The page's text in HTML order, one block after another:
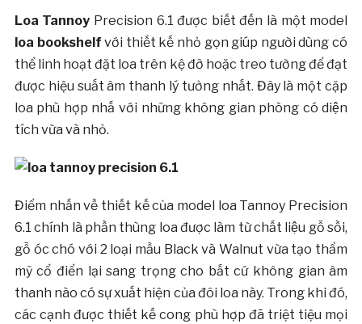
Loa Tannoy Precision 6.1 được biết đến là một model
loa bookshelf với thiết kế nhỏ gọn giúp người dùng có
thể linh hoạt đặt loa trên kệ đỡ hoặc treo tường để đạt
được hiệu suất âm thanh lý tưởng nhất. Đây là một cặp
loa phù hợp nhấ với những không gian phòng có diện
tích vừa và nhỏ.
Điểm nhấn về thiết kế của model loa Tannoy Precision
6.1 chính là phần thùng loa được làm từ chất liệu gỗ sồi,
gỗ óc chó với 2 loại mầu Black và Walnut vừa tạo thẩm
mỹ cổ điển lại sang trọng cho bất cứ không gian âm
thanh nào có sự xuất hiện của đôi loa này. Trong khi đó,
các cạnh được thiết kế cong phù hợp đã triệt tiệu mọi